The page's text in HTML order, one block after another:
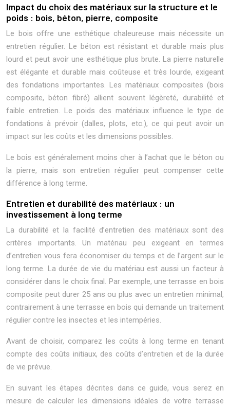
Impact du choix des matériaux sur la structure et le
poids : bois, béton, pierre, composite
Le bois offre une esthétique chaleureuse mais nécessite un
entretien régulier. Le béton est résistant et durable mais plus
lourd et peut avoir une esthétique plus brute. La pierre naturelle
est élégante et durable mais coûteuse et très lourde, exigeant
des fondations importantes. Les matériaux composites (bois
composite, béton fibré) allient souvent légèreté, durabilité et
faible entretien. Le poids des matériaux influence le type de
fondations à prévoir (dalles, plots, etc.), ce qui peut avoir un
impact sur les coûts et les dimensions possibles.
Le bois est généralement moins cher à l’achat que le béton ou
la pierre, mais son entretien régulier peut compenser cette
différence à long terme.
Entretien et durabilité des matériaux : un
investissement à long terme
La durabilité et la facilité d’entretien des matériaux sont des
critères importants. Un matériau peu exigeant en termes
d’entretien vous fera économiser du temps et de l’argent sur le
long terme. La durée de vie du matériau est aussi un facteur à
considérer dans le choix final. Par exemple, une terrasse en bois
composite peut durer 25 ans ou plus avec un entretien minimal,
contrairement à une terrasse en bois qui demande un traitement
régulier contre les insectes et les intempéries.
Avant de choisir, comparez les coûts à long terme en tenant
compte des coûts initiaux, des coûts d’entretien et de la durée
de vie prévue.
En suivant les étapes décrites dans ce guide, vous serez en
mesure de calculer les dimensions idéales de votre terrasse